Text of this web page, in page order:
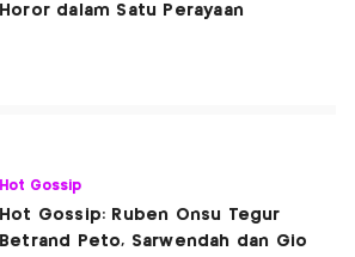
Horor dalam Satu Perayaan
Hot Gossip
Hot Gossip: Ruben Onsu Tegur
Betrand Peto, Sarwendah dan Gio